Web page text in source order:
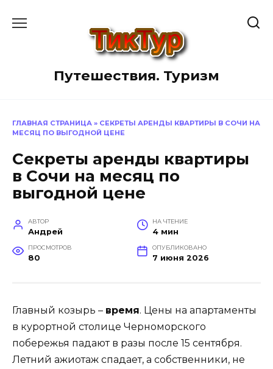
Путешествия. Туризм
ГЛАВНАЯ СТРАНИЦА » СЕКРЕТЫ АРЕНДЫ КВАРТИРЫ В СОЧИ НА
МЕСЯЦ ПО ВЫГОДНОЙ ЦЕНЕ
Секреты аренды квартиры
в Сочи на месяц по
выгодной цене
АВТОР
Андрей
НА ЧТЕНИЕ
4 мин
ПРОСМОТРОВ
80
ОПУБЛИКОВАНО
7 июня 2026
Главный козырь – время. Цены на апартаменты
в курортной столице Черноморского
побережья падают в разы после 15 сентября.
Летний ажиотаж спадает, а собственники, не